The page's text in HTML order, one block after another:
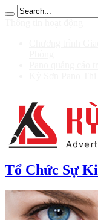
200
Tổ Chức Sự